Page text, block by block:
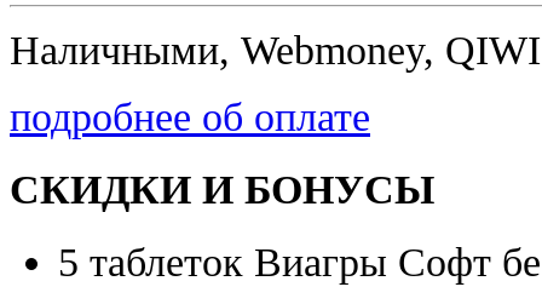
Наличными, Webmoney,
подробнее об оплате
СКИДКИ И БОНУСЫ
5 таблеток Виагры Софт